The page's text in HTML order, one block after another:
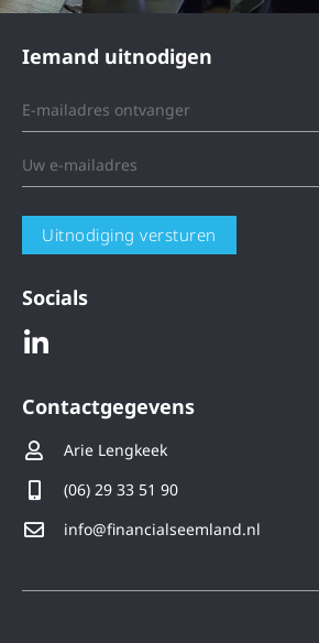
Iemand uitnodigen
Uitnodiging versturen
Socials
Contactgegevens
Arie Lengkeek
(06) 29 33 51 90
info@financialseemland.nl